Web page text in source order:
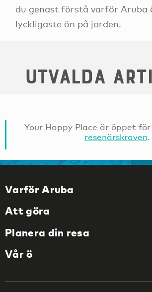
du genast förstå varför Aruba
lyckligaste ön på jorden.
Utvalda
Your Happy Place är öppet för
resenärskraven.
Varför Aruba
Att göra
Planera din resa
Vår ö